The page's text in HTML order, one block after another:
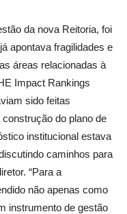
da nova Reitoria, foi
apontava fragilidades e
áreas relacionadas à
Impact Rankings
sido feitas
do plano de
institucional estava
caminhos para
“Para a
não apenas como
instrumento de gestão